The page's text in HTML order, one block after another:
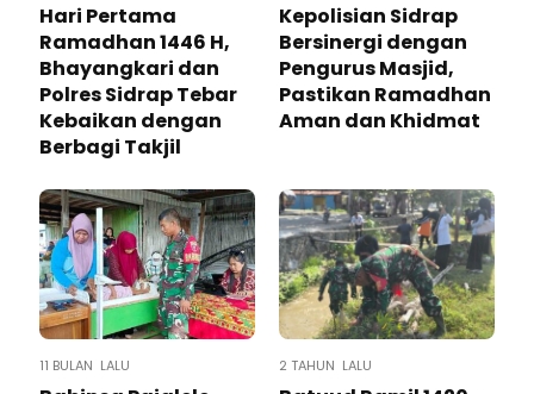
Hari Pertama
Ramadhan 1446 H,
Bhayangkari dan
Polres Sidrap Tebar
Kebaikan dengan
Berbagi Takjil
Kepolisian Sidrap
Bersinergi dengan
Pengurus Masjid,
Pastikan Ramadhan
Aman dan Khidmat
11 BULAN LALU 2 TAHUN LALU